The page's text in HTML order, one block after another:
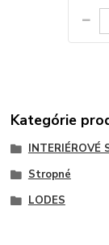
Kategórie
INTERIÉROVÉ
Stropné
LODES